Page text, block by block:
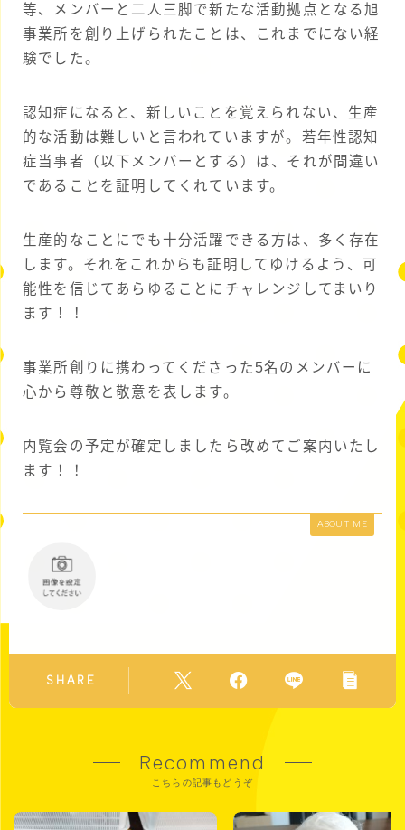
等、メンバーと二人三脚で新たな活動拠点となる旭
事業所を創り上げられたことは、これまでにない経
験でした。
認知症になると、新しいことを覚えられない、生産
的な活動は難しいと言われていますが。若年性認知
症当事者（以下メンバーとする）は、それが間違い
であることを証明してくれています。
生産的なことにでも十分活躍できる方は、多く存在
します。それをこれからも証明してゆけるよう、可
能性を信じてあらゆることにチャレンジしてまいり
ます！！
事業所創りに携わってくださった5名のメンバーに
心から尊敬と敬意を表します。
内覧会の予定が確定しましたら改めてご案内いたし
ます！！
ABOUT ME
SHARE
Recommend
こちらの記事もどうぞ